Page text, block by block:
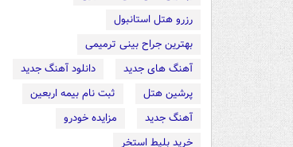
رزرو هتل استانبول
بهترین جراح بینی ترمیمی
آهنگ های جدید
دانلود آهنگ جدید
پرشین هتل
ثبت نام بیمه اربعین
آهنگ جدید
مزایده خودرو
خرید بلیط استخر